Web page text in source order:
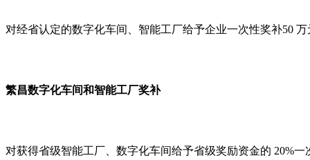
对经省认定的数字化车间 、智能工厂给予企业一次性奖补50 万
繁昌数字化车间和智能工厂奖补
对获得省级智能工厂、数字化车间给予省级奖励资金的 20%一